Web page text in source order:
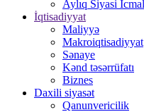
Aylıq Siyasi İcmal
İqtisadiyyat
Maliyyə
Makroiqtisadiyyat
Sənaye
Kənd təsərrüfatı
Biznes
Daxili siyasət
Qanunvericilik